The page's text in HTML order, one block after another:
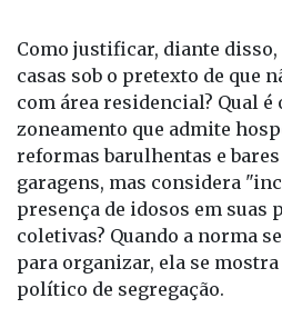
Como justificar, diante disso,
casas sob o pretexto de que
com área residencial? Qual é
zoneamento que admite
reformas barulhentas e
garagens, mas considera
presença de idosos em
coletivas? Quando a norma
para organizar, ela se
político de segregação.